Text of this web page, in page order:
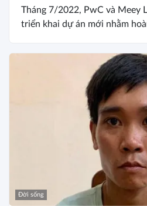
Tháng 7/2022, PwC và Meey
triển khai dự án mới nhằm
Đời sống